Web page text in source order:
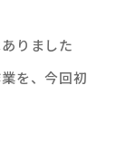
りました
を、今回初